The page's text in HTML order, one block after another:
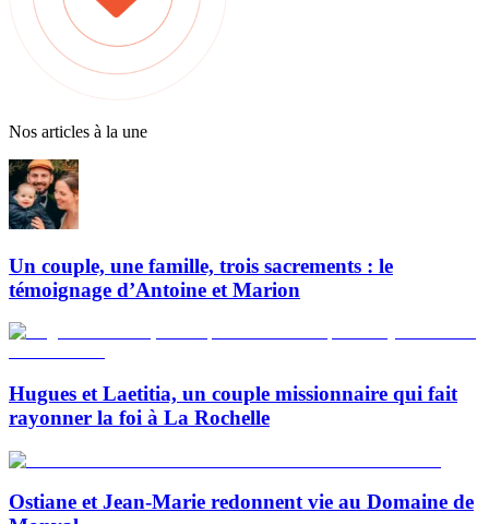
Nos articles à la une
Un couple, une famille, trois sacrements : le
témoignage d’Antoine et Marion
Hugues et Laetitia, un couple missionnaire qui fait
rayonner la foi à La Rochelle
Ostiane et Jean-Marie redonnent vie au Domaine de